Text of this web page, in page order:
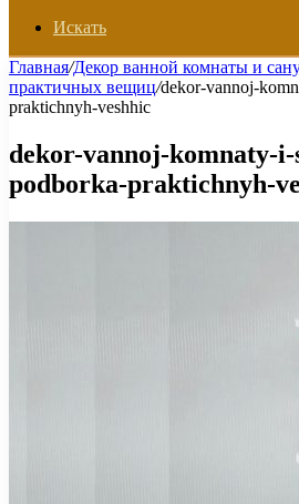
Искать
Главная/Декор ванной комнаты и
практичных вещиц/dekor-vannoj-
praktichnyh-veshhic
dekor-vannoj-komnaty-i-
podborka-praktichnyh-